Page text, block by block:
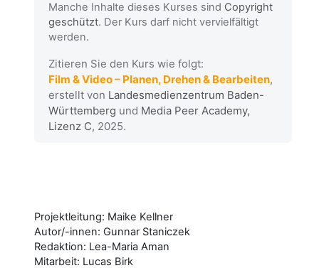
Manche Inhalte dieses Kurses sind Copyright
geschützt. Der Kurs darf nicht vervielfältigt
werden.
Zitieren Sie den Kurs wie folgt:
Film & Video – Planen, Drehen & Bearbeiten,
erstellt von Landesmedienzentrum Baden-
Württemberg und Media Peer Academy,
Lizenz C, 2025.
Projektleitung: Maike Kellner
Autor/-innen: Gunnar Staniczek
Redaktion: Lea-Maria Aman
Mitarbeit: Lucas Birk